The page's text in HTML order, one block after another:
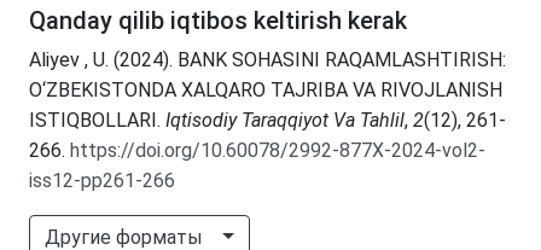
Qanday qilib iqtibos keltirish kerak
Aliyev , U. (2024). BANK SOHASINI RAQAMLASHTIRISH:
O‘ZBEKISTONDA XALQARO TAJRIBA VA RIVOJLANISH
ISTIQBOLLARI. Iqtisodiy Taraqqiyot Va Tahlil, 2(12), 261-
266. https://doi.org/10.60078/2992-877X-2024-vol2-
iss12-pp261-266
Другие форматы